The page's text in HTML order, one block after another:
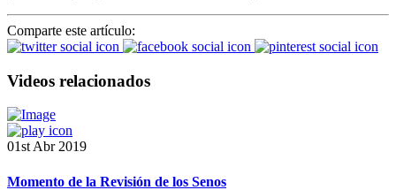
Comparte este artículo:
Videos relacionados
01st Abr 2019
Momento de la Revisión de los Senos